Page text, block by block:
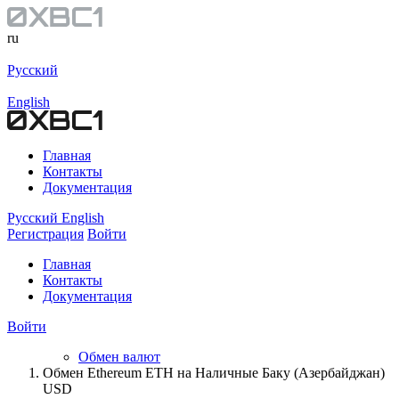
ru
Русский
English
Главная
Контакты
Документация
Русский English
Регистрация Войти
Главная
Контакты
Документация
Войти
Обмен валют
Обмен Ethereum ETH на Наличные Баку (Азербайджан)
USD